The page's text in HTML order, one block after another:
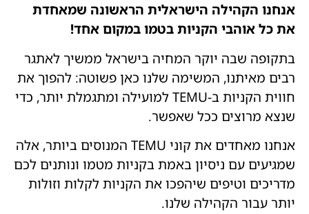
אנחנו הקהילה הישראלית הראשונה שמאחדת
את כל אוהבי הקניות בטמו במקום אחד!
בתקופה שבה יוקר המחיה בישראל ממשיך לאתגר
רבים מאיתנו, המשימה שלנו כאן פשוטה: להפוך את
חווית הקניות ב-TEMU למועילה ומתגמלת יותר, כדי
שנצא מרוצים ככל שאפשר.
אנחנו מאחדים את קוני TEMU המנוסים ביותר, אלה
שמגיעים עם ניסיון באמת בקניות מטמו ונותנים לכם
מדריכים וטיפים שיהפכו את הקניות לקלות וזולות
יותר עבור הקהילה שלנו.